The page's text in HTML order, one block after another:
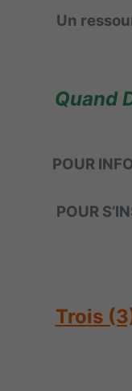
Un
Quand
POUR
POUR
Trois